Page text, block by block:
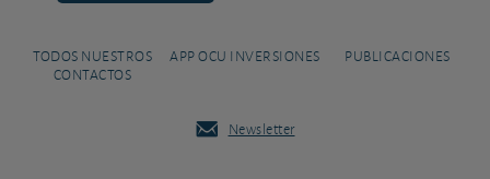
TODOS NUESTROS
CONTACTOS
APP OCU INVERSIONES PUBLICACIONES
Newsletter